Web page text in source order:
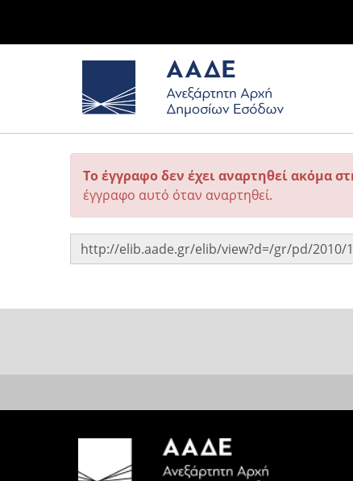
Το έγγραφο δεν έχει αναρτηθεί ακόμα
έγγραφο αυτό όταν αναρτηθεί.